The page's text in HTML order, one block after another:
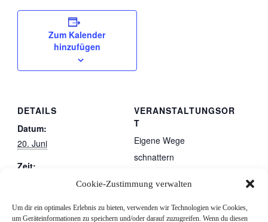
Cookie-Zustimmung verwalten
Um dir ein optimales Erlebnis zu bieten, verwenden wir Technologien wie Cookies,
um Geräteinformationen zu speichern und/oder darauf zuzugreifen. Wenn du diesen
Zum Kalender
hinzufügen
DETAILS
Datum:
20. Juni
Zeit:
Veranstaltungskategorie
:
VERANSTALTUNGSOR
T
Eigene Wege
schnattern
Deutschland Google Karte
anzeigen